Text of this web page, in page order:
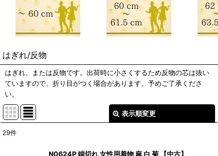
はぎれ/反物
はぎれ、または反物です。出荷時に小さくするため反物の芯は抜い
ていますので、折り目がつく場合があります。予めご了承くださ
い。
表示順変更
29件
N0624P 端切れ 女性用着物 麻 白 菊 【中古】